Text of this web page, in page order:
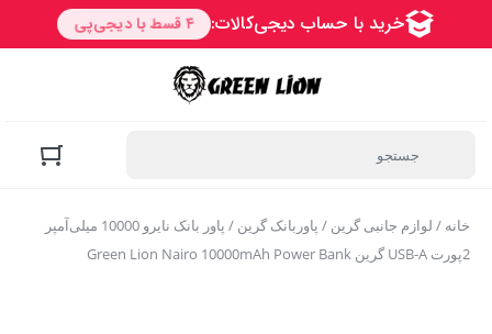
خانه / لوازم جانبی گرین / پاوربانک گرین
/ پاور بانک نایرو 10000 میلی‌آمپر
2پورت USB-A گرین Green Lion Nairo 10000mAh Power Bank